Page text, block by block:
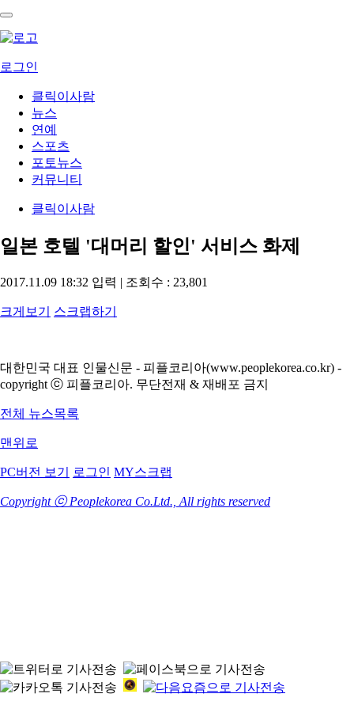
로그인
클릭이사람
뉴스
연예
스포츠
포토뉴스
커뮤니티
클릭이사람
일본 호텔 '대머리 할인' 서비스 화제
2017.11.09 18:32 입력 | 조회수 : 23,801
크게보기 스크랩하기
대한민국 대표 인물신문 - 피플코리아(www.peoplekorea.co.kr) -
copyright ⓒ 피플코리아. 무단전재 & 재배포 금지
전체 뉴스목록
맨위로
PC버전 보기 로그인 MY스크랩
Copyright ⓒ Peoplekorea Co.Ltd., All rights reserved